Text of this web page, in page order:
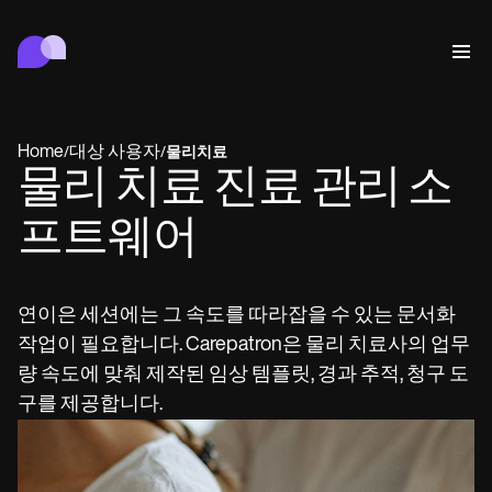
행동
의료
규정 준수 및 보안
Carepatron AI
Get started for free
Book a demo
연결
일정
Automatic reminders
메시지
Client messaging
SMS and email
케어
Telehealth video
In session notes
기록
AI Scribe
Clinical notes
치료
ePrescribe
NEW
Treatment plans
Invoicing and payments
병원 관리
규정 준수 및 보안
Carepatron AI
전체 워크플로우 보기
Who we're for
Behavioral
Mental health
Psychologists
Therapists
Dentists
Nurse practitioners
Nurses
Physicians
Psychiatrists
Allied
Dietitians
Nutritionists
Occupational therapists
Physical therapists
Wellness
Acupuncturists
Chiropractors
Health coaches
Get started for free
로그인
Home/대상 사용자/물리치료
물리 치료 진료 관리 소
프트웨어
연이은 세션에는 그 속도를 따라잡을 수 있는 문서화
작업이 필요합니다. Carepatron은 물리 치료사의 업무
량 속도에 맞춰 제작된 임상 템플릿, 경과 추적, 청구 도
구를 제공합니다.